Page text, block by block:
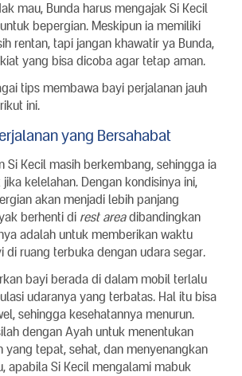
mau, Bunda harus mengajak Si Kecil
bepergian. Meskipun ia memiliki
rentan, tapi jangan khawatir ya Bunda,
yang bisa dicoba agar tetap aman.
tips membawa bayi perjalanan jauh
ini.
yang Bersahabat
Si Kecil masih berkembang, sehingga ia
kelelahan. Dengan kondisinya ini,
akan menjadi lebih panjang
berhenti di rest areadibandingkan
adalah untuk memberikan waktu
di ruang terbuka dengan udara segar.
bayi berada di dalam mobil terlalu
udaranya yang terbatas. Hal itu bisa
sehingga kesehatannya menurun.
dengan Ayah untuk menentukan
yang tepat, sehat, dan menyenangkan
apabila Si Kecil mengalami mabuk